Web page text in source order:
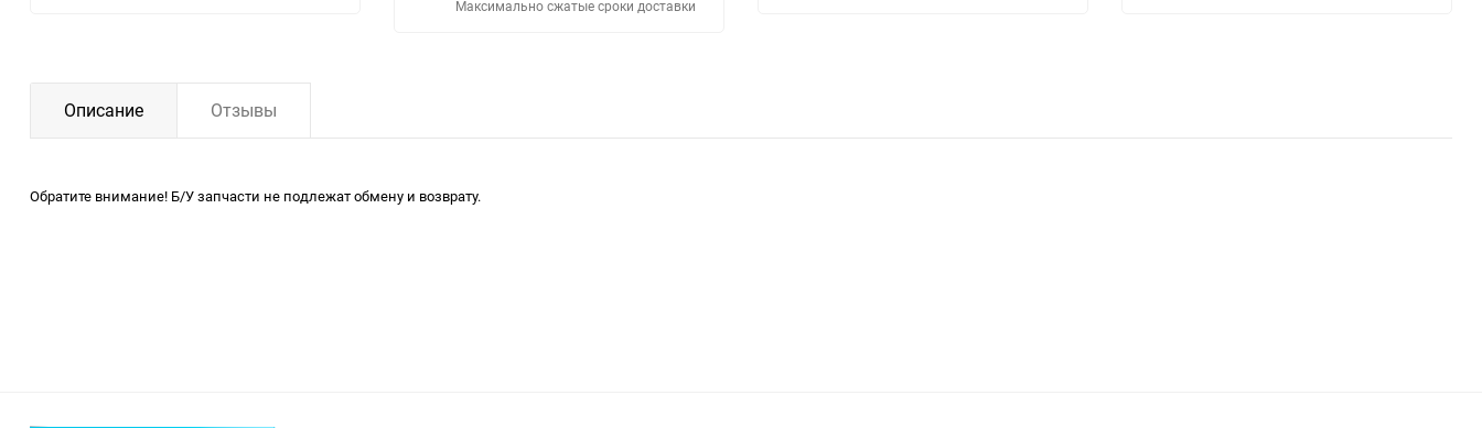
Максимально сжатые сроки доставки
Описание Отзывы
Обратите внимание! Б/У запчасти не подлежат обмену и возврату.